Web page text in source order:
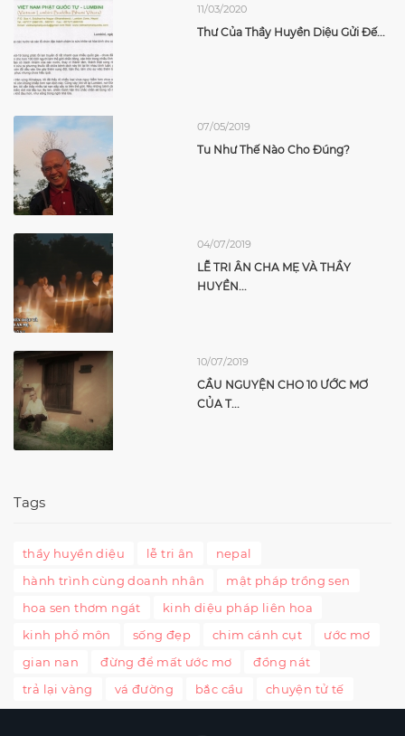
11/03/2020
Thư Của Thầy Huyền Diệu Gửi Đế...
07/05/2019
Tu Như Thế Nào Cho Đúng?
04/07/2019
LỄ TRI ÂN CHA MẸ VÀ THẦY
HUYỀN...
10/07/2019
CẦU NGUYỆN CHO 10 ƯỚC MƠ
CỦA T...
Tags
thầy huyền diệu lễ tri ân
nepal
hành trình cùng doanh nhân
mật pháp trồng sen
hoa sen thơm ngát
kinh diệu pháp liên hoa
kinh phổ môn
sống đẹp chim cánh cụt
ước mơ
gian nan
đừng để mất ước mơ
đồng nát
trả lại vàng
vá đường bắc cầu chuyện tử tế